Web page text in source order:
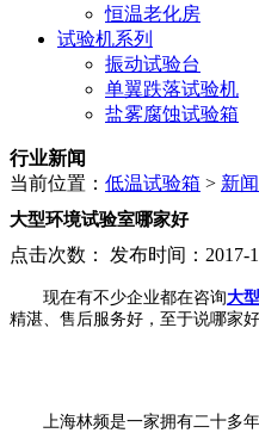
恒温老化房
试验机系列
振动试验台
单翼跌落试验机
盐雾腐蚀试验箱
行业新闻
当前位置： 低温试验箱 > 新
大型环境试验室哪家好
点击次数： 发布时间：2017-
现在有不少企业都在咨询大
精湛、售后服务好，至于说哪家
上海林频是一家拥有二十多年